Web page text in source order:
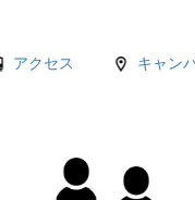
アクセス キャン